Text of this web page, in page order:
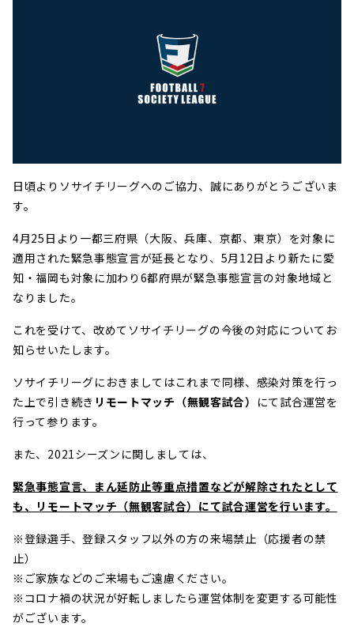
日頃よりソサイチリーグへのご協力、誠にありがとうございま
す。
4月25 日より 一都三府県（大阪、兵庫、京都、東京）を対象に
適用された緊急事態宣言が延長となり、5月12日より新たに愛
知・福岡も対象に加わり6都府県が緊急事態宣言の対象地域と
なりました。
これを受けて、改めてソサイチリーグの今後の対応についてお
知らせいたします。
ソサイチリーグにおきましてはこれまで同様、感染対策を行っ
た上で引き続き リモートマッチ（無観客試合） にて試合運営を
行って参ります。
また、2021シーズンに関しましては、
緊急事態宣言、まん延防止等重点措置などが解除されたとして
も、リモートマッチ（無観客試合）にて試合運営を行います。
※登録選手、登録スタッフ以外の方の来場禁止（応援者の禁
止）
※ご家族などのご来場もご遠慮ください。
※コロナ禍の状況が好転しましたら運営体制を変更する可能性
がございます。